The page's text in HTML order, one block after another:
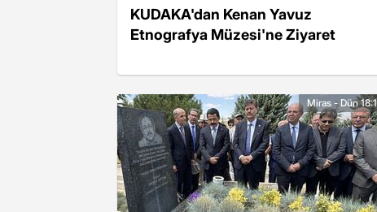
KUDAKA'dan Kenan Yavuz
Etnografya Müzesi'ne Ziyaret
Miras - Dün